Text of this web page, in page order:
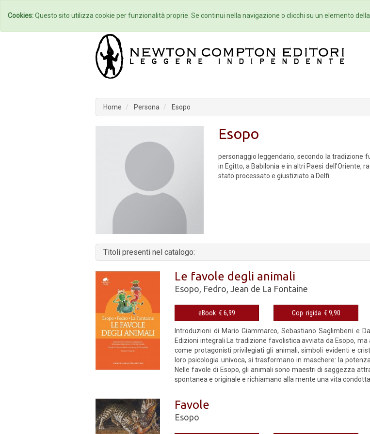
Home Autori Eventi Collane
Home Persona Esopo
Esopo
personaggio leggendario, secondo la tradizione
in Egitto, a Babilonia e in altri Paesi dell’Oriente,
stato processato e giustiziato a Delfi.
Titoli presenti nel catalogo:
Le favole degli animali
Esopo Fedro Jean de La Fontaine
eBook € 6,99 Cop. rigida € 9,90
Introduzioni di Mario Giammarco, Sebastiano Saglimbeni e
Edizioni integrali La tradizione favolistica avviata da Esopo,
come protagonisti privilegiati gli animali, simboli evidenti e
loro psicologia univoca, si trasformano in maschere: la
Nelle favole di Esopo, gli animali sono maestri di saggezza
spontanea e originale e richiamano alla mente una vita
Favole
Esopo
Cookies:Questo sito utilizza cookie per funzionalità proprie. Se continui nella navigazione o clicchi su un elemento